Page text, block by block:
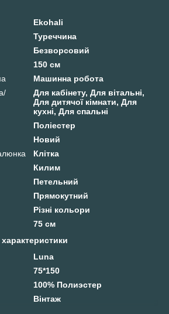
Ekohali
Туреччина
Безворсовий
150 см
Машинна робота
Для кабінету, Для вітальні,
Для дитячої кімнати, Для
кухні, Для спальні
Поліестер
Новий
Клітка
Килим
Петельний
Прямокутний
Різні кольори
75 см
Luna
75*150
100% Полиэстер
Вінтаж